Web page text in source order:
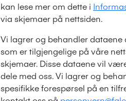
kan lese mer om dette i
via skjemaer på nettsiden.
Vi lagrer og behandler dataene
som er tilgjengelige på våre
skjemaer. Disse dataene vil
dele med oss. Vi lagrer og
spesifikke forespørsel på en